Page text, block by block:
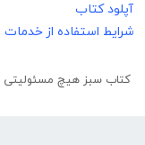
آپلود کتاب
شرایط استفاده از خدمات
کتاب سبز هیچ مسئولیتی